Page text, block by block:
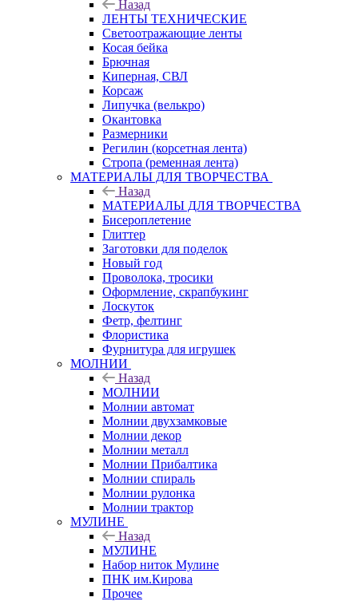
Назад
ЛЕНТЫ ТЕХНИЧЕСКИЕ
Светоотражающие ленты
Косая бейка
Брючная
Киперная, СВЛ
Корсаж
Липучка (велькро)
Окантовка
Размерники
Регилин (корсетная лента)
Стропа (ременная лента)
МАТЕРИАЛЫ ДЛЯ ТВОРЧЕСТВА
Назад
МАТЕРИАЛЫ ДЛЯ ТВОРЧЕСТВА
Бисероплетение
Глиттер
Заготовки для поделок
Новый год
Проволока, тросики
Оформление, скрапбукинг
Лоскуток
Фетр, фелтинг
Флористика
Фурнитура для игрушек
МОЛНИИ
Назад
МОЛНИИ
Молнии автомат
Молнии двухзамковые
Молнии декор
Молнии металл
Молнии Прибалтика
Молнии спираль
Молнии рулонка
Молнии трактор
МУЛИНЕ
Назад
МУЛИНЕ
Набор ниток Мулине
ПНК им.Кирова
Прочее